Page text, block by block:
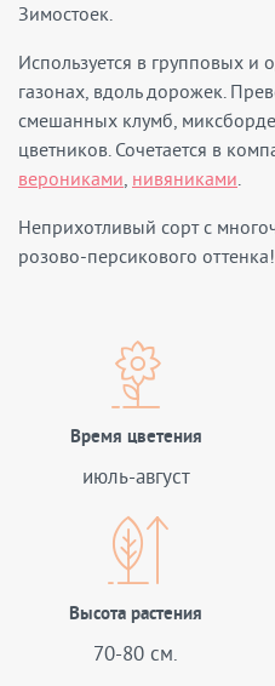
Зимостоек.
Используется в групповых и
газонах, вдоль дорожек.
смешанных клумб,
цветников. Сочетается в
верониками, нивяниками.
Неприхотливый сорт с
розово-персикового оттенка!
Время цветения
июль-август
Высота растения
70-80 см.